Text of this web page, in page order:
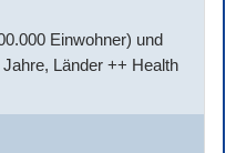
Einwohner) und
Länder ++ Health